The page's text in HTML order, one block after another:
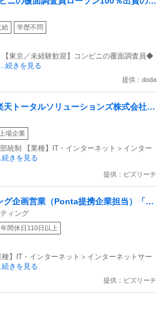
月10時間
給 学歴不問
東京／未経験歓迎】コンビニの覆面調査員◆
…続きを見る
提供：doda
天トータルソリューションズ株式会社
支援部 業務統制支援課：ショップコン
）
上場企業
統制 【業種】IT・インターネット＞インター
続きを見る
提供：ビズリーチ
グ企画営業（Ponta提携企業担当）「国
ービスを展開／無駄のない消費社会を
グカンパニー」
ィング
年間休日110日以上
種】IT・インターネット＞インターネットサー
続きを見る
提供：ビズリーチ